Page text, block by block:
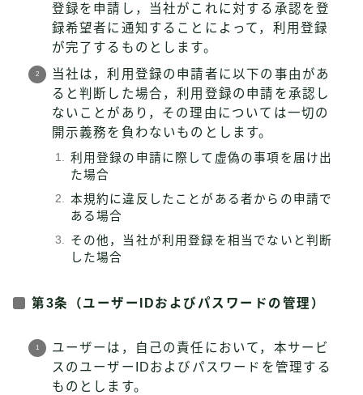
登録を申請し，当社がこれに対する承認を登
録希望者に通知することによって，利用登録
が完了するものとします。
当社は，利用登録の申請者に以下の事由があ
ると判断した場合，利用登録の申請を承認し
ないことがあり，その理由については一切の
開示義務を負わないものとします。
利用登録の申請に際して虚偽の事項を届け出
た場合
本規約に違反したことがある者からの申請で
ある場合
その他，当社が利用登録を相当でないと判断
した場合
第3条（ユーザーIDおよびパスワードの管理）
ユーザーは，自己の責任において，本サービ
スのユーザーIDおよびパスワードを管理する
ものとします。